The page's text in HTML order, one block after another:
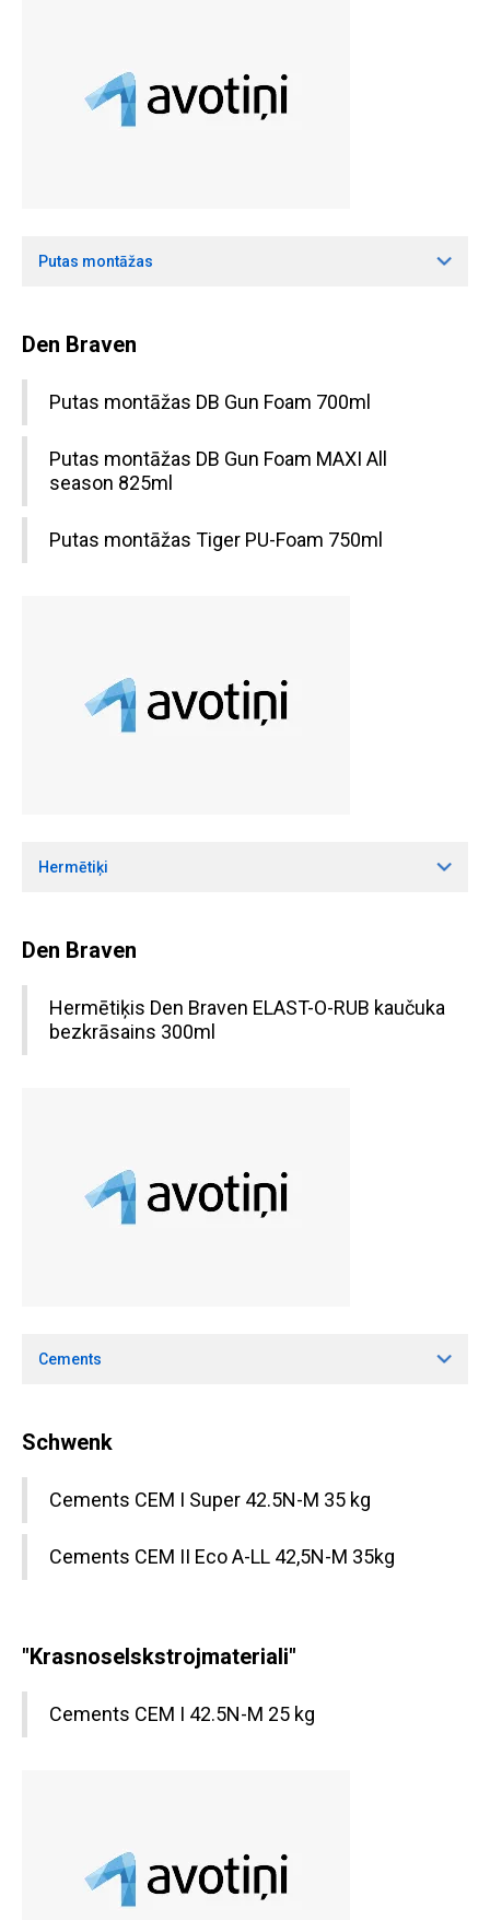
Putas montāžas
Den Braven
Putas montāžas DB Gun Foam 700ml
Putas montāžas DB Gun Foam MAXI All
season 825ml
Putas montāžas Tiger PU-Foam 750ml
Hermētiķi
Den Braven
Hermētiķis Den Braven ELAST-O-RUB kaučuka
bezkrāsains 300ml
Cements
Schwenk
Cements CEM I Super 42.5N-M 35 kg
Cements CEM II Eco A-LL 42,5N-M 35kg
"Krasnoselskstrojmateriali"
Cements CEM I 42.5N-M 25 kg